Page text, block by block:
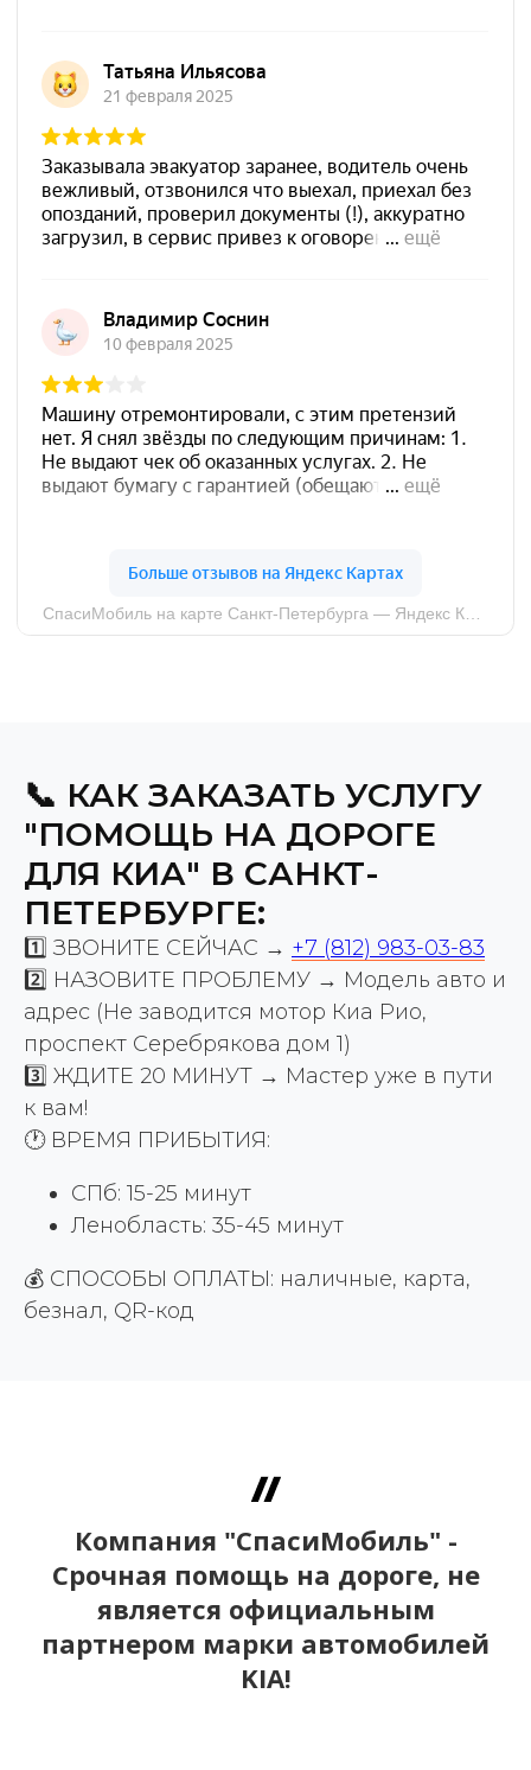
📞 КАК ЗАКАЗАТЬ УСЛУГУ
"ПОМОЩЬ НА ДОРОГЕ
ДЛЯ КИА" В САНКТ-
ПЕТЕРБУРГЕ:
1️⃣ ЗВОНИТЕ СЕЙЧАС → +7 (812) 983-03-83
2️⃣ НАЗОВИТЕ ПРОБЛЕМУ → Модель авто и
адрес (Не заводится мотор Киа Рио,
проспект Серебрякова дом 1)
3️⃣ ЖДИТЕ 20 МИНУТ → Мастер уже в пути
к вам!
🕐 ВРЕМЯ ПРИБЫТИЯ:
СПб: 15-25 минут
Ленобласть: 35-45 минут
💰 СПОСОБЫ ОПЛАТЫ: наличные, карта,
безнал, QR-код
Компания "СпасиМобиль" -
Срочная помощь на дороге, не
является официальным
партнером марки автомобилей
KIA!